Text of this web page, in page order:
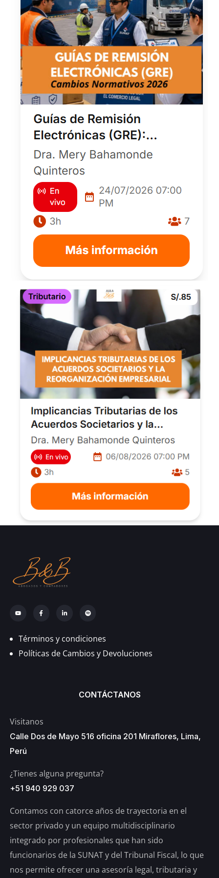
Términos y condiciones
Políticas de Cambios y Devoluciones
CONTÁCTANOS
Visitanos
Calle Dos de Mayo 516 oficina 201 Miraflores, Lima,
Perú
¿Tienes alguna pregunta?
+51 940 929 037
Contamos con catorce años de trayectoria en el
sector privado y un equipo multidisciplinario
integrado por profesionales que han sido
funcionarios de la SUNAT y del Tribunal Fiscal, lo que
nos permite ofrecer una asesoría legal, tributaria y